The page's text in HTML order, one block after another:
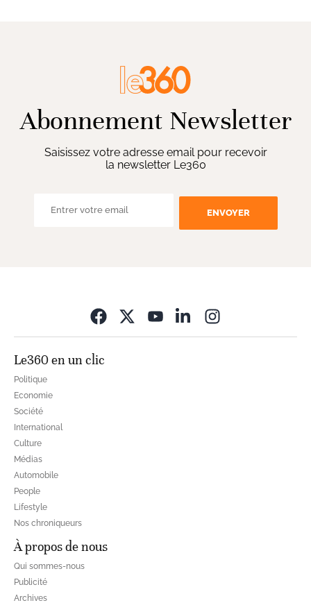
Abonnement Newsletter
Saisissez votre adresse email pour recevoir
la newsletter Le360
ENVOYER
Le360 en un clic
Politique
Economie
Société
International
Culture
Médias
Automobile
People
Lifestyle
Nos chroniqueurs
À propos de nous
Qui sommes-nous
Publicité
Archives